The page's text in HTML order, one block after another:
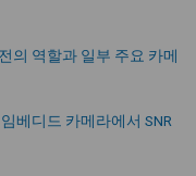
의 역할과 일부 주요 카메
베디드 카메라에서 SNR